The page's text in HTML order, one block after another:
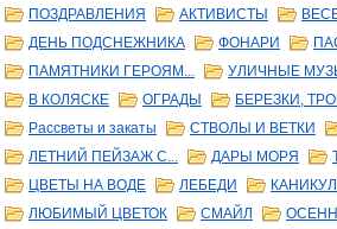
ПОЗДРАВЛЕНИЯ
АКТИВИСТЫ
ДЕНЬ ПОДСНЕЖНИКА
ФОНАРИ
ПАМЯТНИКИ ГЕРОЯМ...
УЛИЧНЫЕ
В КОЛЯСКЕ
ОГРАДЫ БЕРЕЗКИ,
Рассветы и закаты
СТВОЛЫ И ВЕТКИ
ЛЕТНИЙ ПЕЙЗАЖ С...
ДАРЫ МОРЯ
ЦВЕТЫ НА ВОДЕ
ЛЕБЕДИ
ЛЮБИМЫЙ ЦВЕТОК
СМАЙЛ